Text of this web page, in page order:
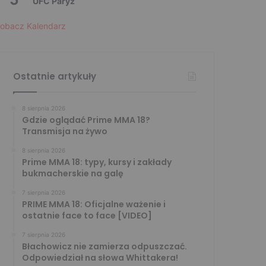
Kalendarz
Ostatnie artykuły
8 sierpnia 2026
Gdzie oglądać Prime MMA 18?
Transmisja na żywo
8 sierpnia 2026
Prime MMA 18: typy, kursy i zakłady
bukmacherskie na galę
7 sierpnia 2026
PRIME MMA 18: Oficjalne ważenie i
ostatnie face to face [VIDEO]
7 sierpnia 2026
Błachowicz nie zamierza odpuszczać.
Odpowiedział na słowa Whittakera!